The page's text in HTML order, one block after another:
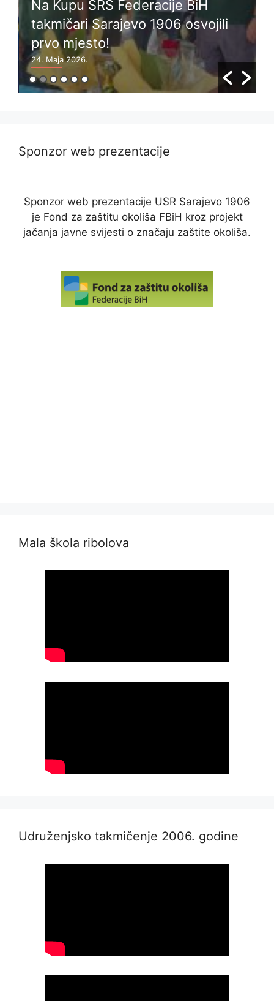
Na Kupu SRS Federacije BiH
takmičari Sarajevo 1906 osvojili
prvo mjesto!
24. Maja 2026.
Sponzor web prezentacije
Sponzor web prezentacije USR Sarajevo 1906
je Fond za zaštitu okoliša FBiH kroz projekt
jačanja javne svijesti o značaju zaštite okoliša.
Mala škola ribolova
Udruženjsko takmičenje 2006. godine